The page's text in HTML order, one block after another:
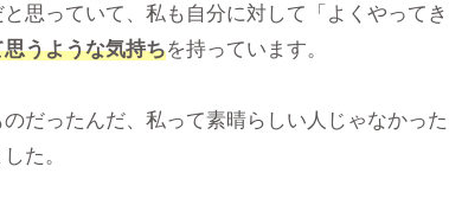
思っていて、私も自分に対して「よくやってき
うような気持ちを持っています。
だったんだ、私って素晴らしい人じゃなかった
た。